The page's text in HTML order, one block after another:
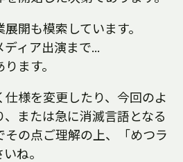
開も模索しています。
ィア出演まで...
ます。
様を変更したり、今回のよ
または急に消滅言語となる
の点ご理解の上、「めつラ
ね。